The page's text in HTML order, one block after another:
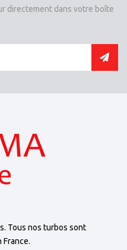
directement dans votre boîte
Tous nos turbos sont